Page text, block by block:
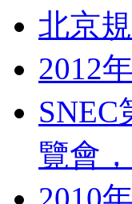
北京
2012
覽會